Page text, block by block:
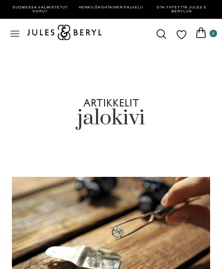
SUOMESSA VALMISTETUT
KORUT
HENKILÖ­KOHTAINEN PALVELU
OTA YHTEYTTÄ JULES &
BERYLIIN
0
ARTIKKELIT
jalokivi